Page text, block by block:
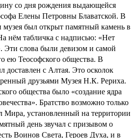
со дня рождения выдающейся
Елены Петровны Блаватской. В
музея был открыт памятный камень в
нём табличка с надписью: «Нет
слова были девизом и самой
ею Теософского общества. В
доставлен с Алтая. Это осколок
друзьями Музея Н.К. Рериха.
общества было «создание ядра
Братство возможно только
Мира, установленный на территории
день звучал с призывом о
Воинов Света, Героев Духа, и в